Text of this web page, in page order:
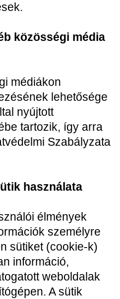
közösségi média
médiákon
lehetősége
nyújtott
tartozik, így arra
Szabályzata
használata
élmények
személyre
sütiket (cookie-k)
információ,
weboldalak
A sütik